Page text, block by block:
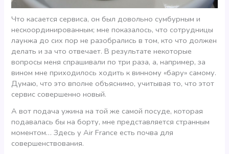
Что касается сервиса, он был довольно сумбурным и
нескоординированным; мне показалось, что сотрудницы
лаунжа до сих пор не разобрались в том, кто что должен
делать и за что отвечает. В результате некоторые
вопросы меня спрашивали по три раза, а, например, за
вином мне приходилось ходить к винному «бару» самому.
Думаю, что это вполне объяснимо, учитывая то, что этот
сервис совершенно новый.
А вот подача ужина на той же самой посуде, которая
подавалась бы на борту, мне представляется странным
моментом… Здесь у Air France есть почва для
совершенствования.